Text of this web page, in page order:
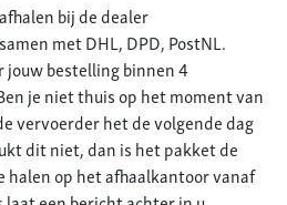
bij de dealer
met DHL, DPD, PostNL.
bestelling binnen 4
je niet thuis op het moment van
vervoerder het de volgende dag
dit niet, dan is het pakket de
halen op het afhaalkantoor vanaf